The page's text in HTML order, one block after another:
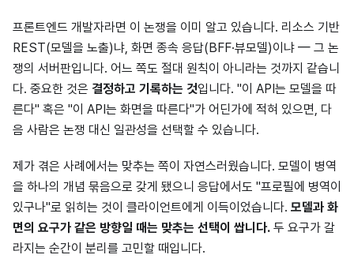
프론트엔드 개발자라면 이 논쟁을 이미 알고 있습니다. 리소스 기반
REST(모델을 노출)냐, 화면 종속 응답(BFF·뷰모델)이냐 — 그 논
쟁의 서버판입니다. 어느 쪽도 절대 원칙이 아니라는 것까지 같습니
다. 중요한 것은 결정하고 기록하는 것입니다. "이 API는 모델을 따
른다" 혹은 "이 API는 화면을 따른다"가 어딘가에 적혀 있으면, 다
음 사람은 논쟁 대신 일관성을 선택할 수 있습니다.
제가 겪은 사례에서는 맞추는 쪽이 자연스러웠습니다. 모델이 병역
을 하나의 개념 묶음으로 갖게 됐으니 응답에서도 "프로필에 병역이
있구나"로 읽히는 것이 클라이언트에게 이득이었습니다. 모델과 화
면의 요구가 같은 방향일 때는 맞추는 선택이 쌉니다. 두 요구가 갈
라지는 순간이 분리를 고민할 때입니다.